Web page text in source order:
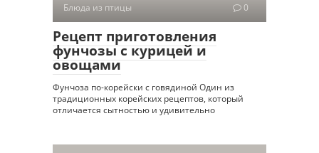
Блюда из птицы 0
Рецепт приготовления
фунчозы с курицей и
овощами
Фунчоза по-корейски с говядиной Один из
традиционных корейских рецептов, который
отличается сытностью и удивительно